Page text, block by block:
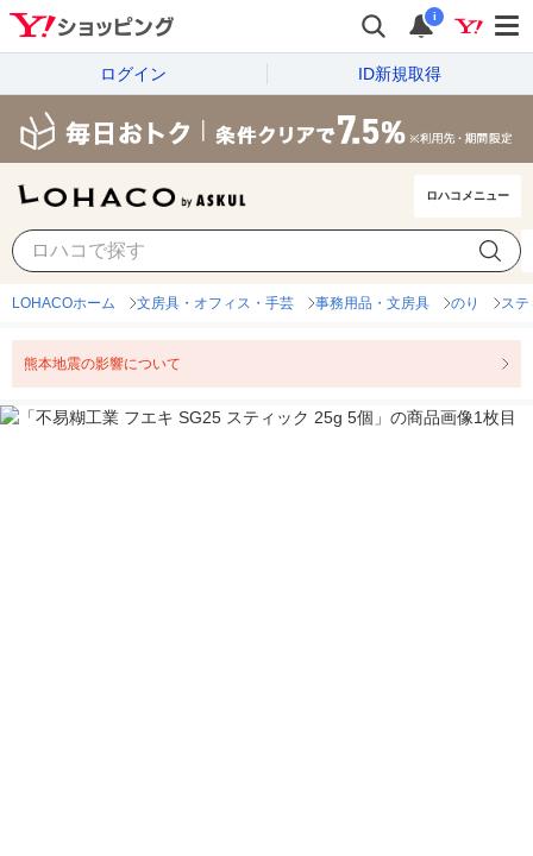
i
ログイン ID新規取得
ロハコメニュー
LOHACOホーム 文房具・オフィス・手芸 事務用品・文房具 のり ス
熊本地震の影響について